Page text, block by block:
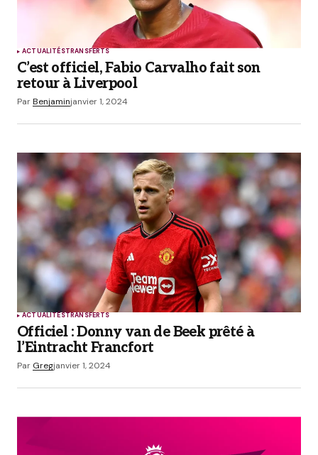
Submit Comment
ACTUALITÉSTRANSFERTS
C’est officiel, Fabio Carvalho fait son
retour à Liverpool
ParBenjaminjanvier 1, 2024
ACTUALITÉSTRANSFERTS
Officiel : Donny van de Beek prêté à
l’Eintracht Francfort
Par Gregjanvier 1, 2024